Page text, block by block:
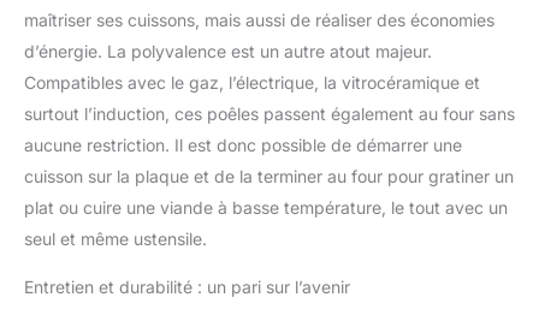
maîtriser ses cuissons, mais aussi de réaliser des économies
d’énergie. La polyvalence est un autre atout majeur.
Compatibles avec le gaz, l’électrique, la vitrocéramique et
surtout l’induction, ces poêles passent également au four sans
aucune restriction. Il est donc possible de démarrer une
cuisson sur la plaque et de la terminer au four pour gratiner un
plat ou cuire une viande à basse température, le tout avec un
seul et même ustensile.
Entretien et durabilité : un pari sur l’avenir